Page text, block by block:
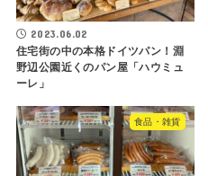
2023.06.02
住宅街の中の本格ドイツパン！淵
野辺公園近くのパン屋「ハウミュ
ーレ」
食品・雑貨